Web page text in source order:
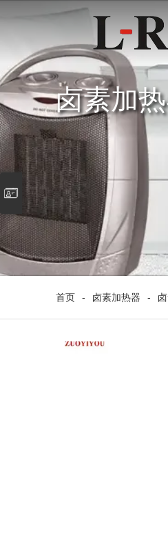
卤素加
首页 - 卤素加热器 -